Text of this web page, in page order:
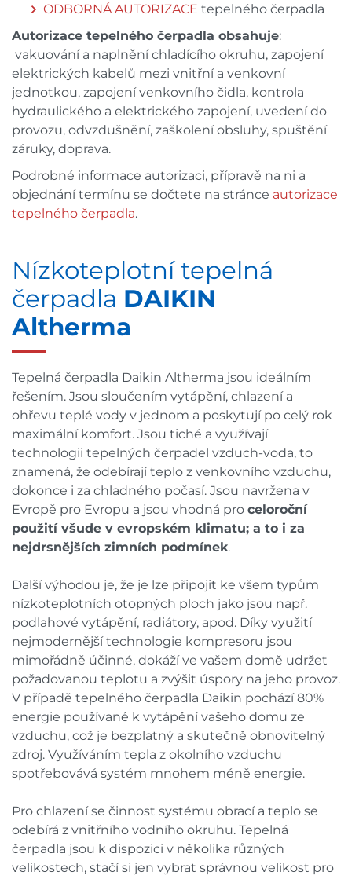
ODBORNÁ AUTORIZACE tepelného čerpadla
Autorizace tepelného čerpadla obsahuje:
vakuování a naplnění chladícího okruhu, zapojení
elektrických kabelů mezi vnitřní a venkovní
jednotkou, zapojení venkovního čidla, kontrola
hydraulického a elektrického zapojení, uvedení do
provozu, odvzdušnění, zaškolení obsluhy, spuštění
záruky, doprava.
Podrobné informace autorizaci, přípravě na ni a
objednání termínu se dočtete na stránce autorizace
tepelného čerpadla.
Nízkoteplotní tepelná
čerpadla DAIKIN
Altherma
Tepelná čerpadla Daikin Altherma jsou ideálním
řešením. Jsou sloučením vytápění, chlazení a
ohřevu teplé vody v jednom a poskytují po celý rok
maximální komfort. Jsou tiché a využívají
technologii tepelných čerpadel vzduch-voda, to
znamená, že odebírají teplo z venkovního vzduchu,
dokonce i za chladného počasí. Jsou navržena v
Evropě pro Evropu a jsou vhodná pro celoroční
použití všude v evropském klimatu; a to i za
nejdrsnějších zimních podmínek.
Další výhodou je, že je lze připojit ke všem typům
nízkoteplotních otopných ploch jako jsou např.
podlahové vytápění, radiátory, apod. Díky využití
nejmodernější technologie kompresoru jsou
mimořádně účinné, dokáží ve vašem domě udržet
požadovanou teplotu a zvýšit úspory na jeho provoz.
V případě tepelného čerpadla Daikin pochází 80%
energie používané k vytápění vašeho domu ze
vzduchu, což je bezplatný a skutečně obnovitelný
zdroj. Využíváním tepla z okolního vzduchu
spotřebovává systém mnohem méně energie.
Pro chlazení se činnost systému obrací a teplo se
odebírá z vnitřního vodního okruhu. Tepelná
čerpadla jsou k dispozici v několika různých
velikostech, stačí si jen vybrat správnou velikost pro